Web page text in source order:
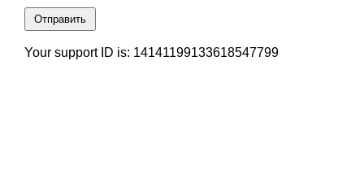
Отправить
Your support ID is: 14141199133618547799